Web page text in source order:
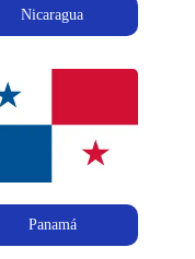
Nicaragua
Panamá